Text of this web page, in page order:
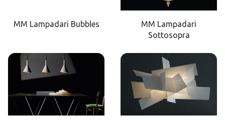
MM Lampadari Bubbles
MM Lampadari
Sottosopra